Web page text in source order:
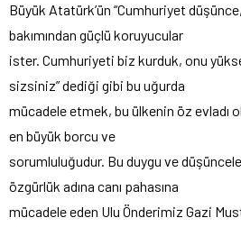
Büyük Atatürk’ün “Cumhuriyet
bakımından güçlü koruyucular
ister. Cumhuriyeti biz kurduk, onu
sizsiniz” dediği gibi bu uğurda
mücadele etmek, bu ülkenin öz evladı
en büyük borcu ve
sorumluluğudur. Bu duygu ve
özgürlük adına canı pahasına
mücadele eden Ulu Önderimiz Gazi